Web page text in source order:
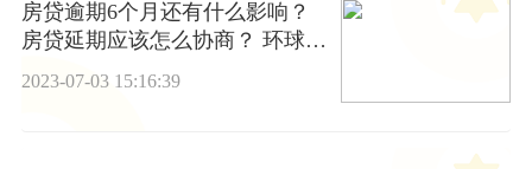
房贷逾期6个月还有什么影响？
房贷延期应该怎么协商？ 环球即
2023-07-03 15:16:39